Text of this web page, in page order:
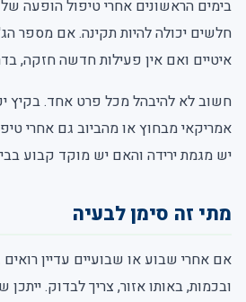
בימים הראשונים אחרי טיפול הופעה
חלשים יכולה להיות תקינה. אם מספר
איטיים ואם אין פעילות חדשה חזקה,
חשוב לא להיבהל מכל פרט אחד. בקיץ
אמריקאי מבחוץ או מהביוב גם אחרי
יש מגמת ירידה והאם יש מוקד קבוע
מתי זה סימן לבעיה
אם אחרי שבוע או שבועיים עדיין רואים
ובכמות, באותו אזור, צריך לבדוק.